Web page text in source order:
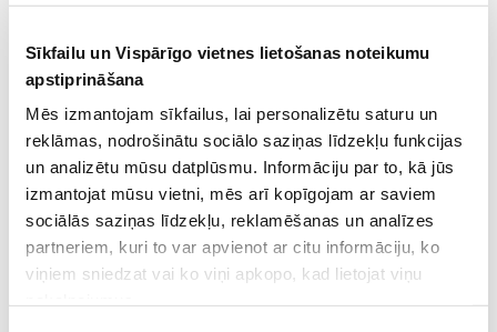
Sīkfailu un Vispārīgo vietnes lietošanas noteikumu
apstiprināšana
Mēs izmantojam sīkfailus, lai personalizētu saturu un
reklāmas, nodrošinātu sociālo saziņas līdzekļu funkcijas
un analizētu mūsu datplūsmu. Informāciju par to, kā jūs
izmantojat mūsu vietni, mēs arī kopīgojam ar saviem
sociālās saziņas līdzekļu, reklamēšanas un analīzes
partneriem, kuri to var apvienot ar citu informāciju, ko
viņiem sniedzat vai ko viņi apkopo, kad lietojat viņu